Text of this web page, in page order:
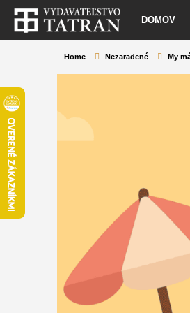
DOMOV
Home Nezaradené My